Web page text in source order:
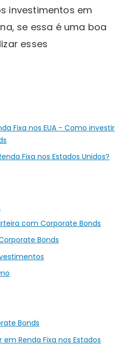
investimentos em
se essa é uma boa
esses
Fixa nos EUA - Como investir
Fixa nos Estados Unidos?
com Corporate Bonds
Bonds
Bonds
Renda Fixa nos Estados